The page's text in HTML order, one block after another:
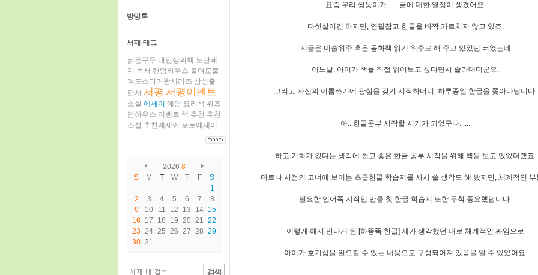
방명록
서재 태그
낡은구두 내인생의책 노란돼
지 독서 랜덤하우스 붙여도붙
여도스티커왕시리즈 삼성출
판사 서평 서평이벤트
소설 에세이 예담 요리책 위즈
덤하우스 이벤트 책 추천 추천
소설 추천에세이 포토에세이
2026 8
S
M T W T F
S
1
2
3 4 5 6 7
8
9
10 11 12 13 14 15
16
17 18 19 20 21 22
23 24 25 26 27 28 29
30 31
요즘 우리 쌍둥이가...... 글에 대한 열정이 생겼어요.
다섯살이긴 하지만, 연필잡고 한글을 바짝 가르치지 않고 있죠.
지금은 미술위주 혹은 동화책 읽기 위주로 해 주고 있었던 터였는데
어느날, 아이가 책을 직접 읽어보고 싶다면서 졸라대더군요.
그리고 자신의 이름쓰기에 관심을 갖기 시작하더니, 하루종일 한글을 쫓아다닙니다.
아...한글공부 시작할 시기가 되었구나......
하고 기회가 왔다는 생각에 쉽고 좋은 한글 공부 시작을 위해 책을 보고 있었더랬죠.
마트나 서점의 코너에 보이는 초급한글 학습지를 사서 쓸 생각도 해 봤지만, 체계적인 부
필요한 언어쪽 시작인 만큼 첫 한글 학습지 또한 무척 중요했답니다.
이렇게 해서 만나게 된 [하뚱똑 한글] 제가 생각했던 대로 체계적인 짜임으로
아이가 호기심을 일으킬 수 있는 내용으로 구성되어져 있음을 알 수 있었어요.